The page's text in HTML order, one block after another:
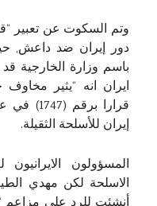
وتم السكوت عن تعبير
دور إيران ضد داعش,
باسم وزارة الخارجية
ايران انه “يثير
إيران للأسلحة الثقيلة.
المسؤولون
الاسلحة لكن مهدي